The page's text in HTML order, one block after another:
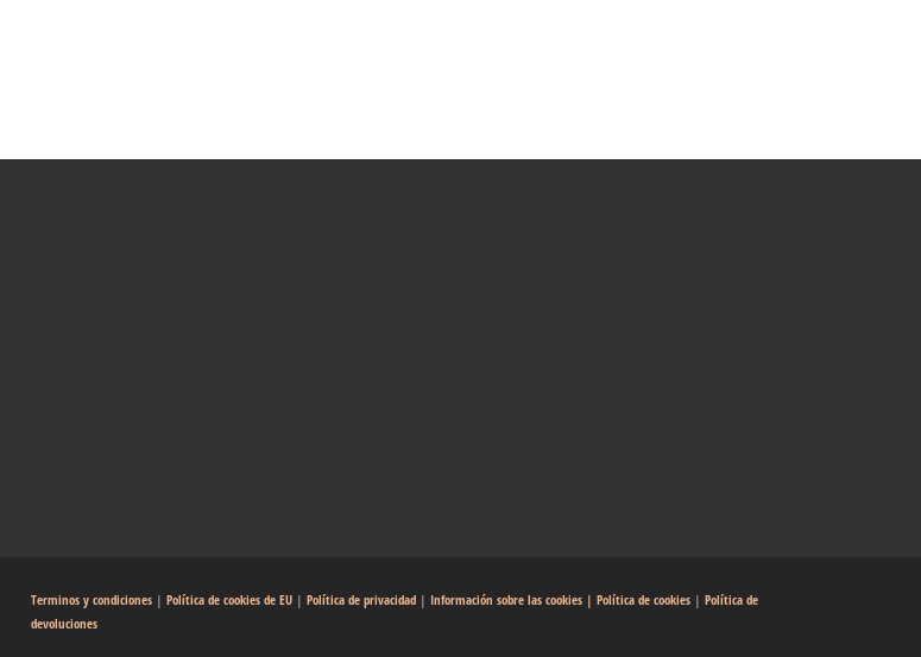
Terminos y condiciones | Política de cookies de EU | Política de privacidad | Información sobre las cookies | Política de cookies | Política de
devoluciones